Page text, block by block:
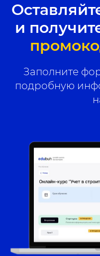
и
Заполните
подробную